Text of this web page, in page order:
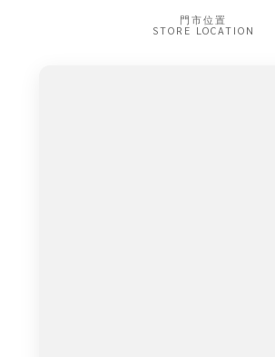
門市位置
STORE LOCATION